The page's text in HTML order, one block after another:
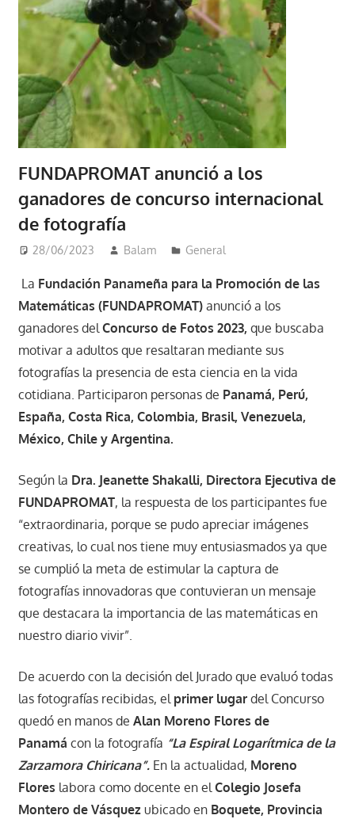
FUNDAPROMAT anunció a los
ganadores de concurso internacional
de fotografía
28/06/2023 Balam General
La Fundación Panameña para la Promoción de las
Matemáticas (FUNDAPROMAT) anunció a los
ganadores delConcurso de Fotos 2023, que buscaba
motivar a adultos que resaltaran mediante sus
fotografías la presencia de esta ciencia en la vida
cotidiana. Participaron personas de Panamá, Perú,
España, Costa Rica, Colombia, Brasil, Venezuela,
México, Chile y Argentina.
Según la Dra. Jeanette Shakalli, Directora Ejecutiva de
FUNDAPROMAT, la respuesta de los participantes fue
“extraordinaria, porque se pudo apreciar imágenes
creativas, lo cual nos tiene muy entusiasmados ya que
se cumplió la meta de estimular la captura de
fotografías innovadoras que contuvieran un mensaje
que destacara la importancia de las matemáticas en
nuestro diario vivir”.
De acuerdo con la decisión del Jurado que evaluó todas
las fotografías recibidas, el primer lugar del Concurso
quedó en manos de Alan Moreno Flores de
Panamá con la fotografía “La Espiral Logarítmica de la
Zarzamora Chiricana”. En la actualidad, Moreno
Flores labora como docente en elColegio Josefa
Montero de Vásquez ubicado enBoquete, Provincia